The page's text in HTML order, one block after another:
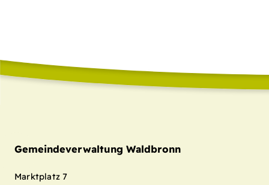
Gemeindeverwaltung Waldbronn
Marktplatz 7